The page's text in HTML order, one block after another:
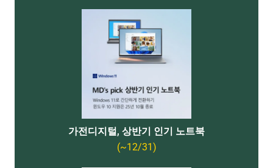
가전디지털, 상반기 인기 노트북
(~12/31)